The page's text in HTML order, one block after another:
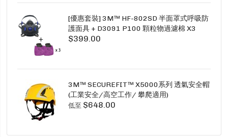
[優惠套裝] 3M™ HF-802SD 半面罩式呼吸防
護面具 + D3091 P100 顆粒物過濾棉 X3
SECURE CLICK HF-802SD HF-800SD 系列
$399.00
3M™ SECUREFIT™ X5000系列 透氣安全帽
(工業安全/高空工作/ 攀爬適用)
低至 $648.00